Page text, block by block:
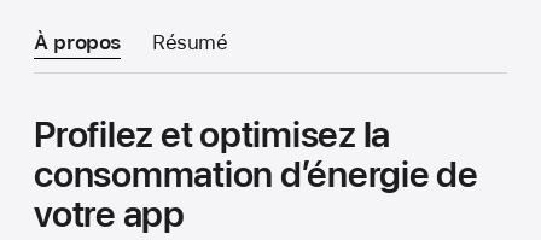
À propos Résumé
Profilez et optimisez la
consommation d’énergie de
votre app